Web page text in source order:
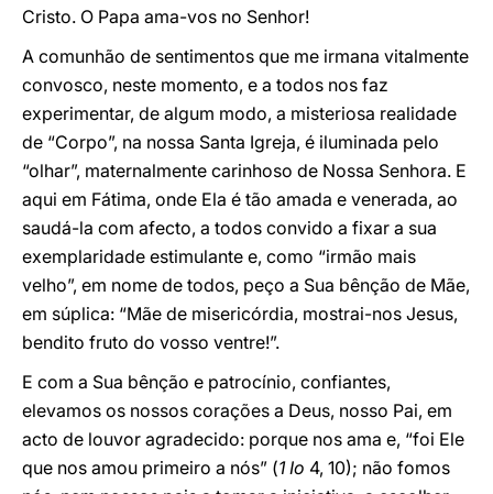
Cristo. O Papa ama-vos no Senhor!
A comunhão de sentimentos que me irmana vitalmente
convosco, neste momento, e a todos nos faz
experimentar, de algum modo, a misteriosa realidade
de “Corpo”, na nossa Santa Igreja, é iluminada pelo
“olhar”, maternalmente carinhoso de Nossa Senhora. E
aqui em Fátima, onde Ela é tão amada e venerada, ao
saudá-la com afecto, a todos convido a fixar a sua
exemplaridade estimulante e, como “irmão mais
velho”, em nome de todos, peço a Sua bênção de Mãe,
em súplica: “Mãe de misericórdia, mostrai-nos Jesus,
bendito fruto do vosso ventre!”.
E com a Sua bênção e patrocínio, confiantes,
elevamos os nossos corações a Deus, nosso Pai, em
acto de louvor agradecido: porque nos ama e, “foi Ele
que nos amou primeiro a nós” (1 Io 4, 10); não fomos